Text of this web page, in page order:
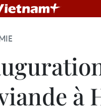
à